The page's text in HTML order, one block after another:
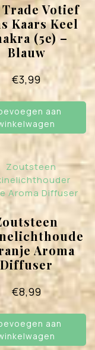
Votief
Kaars Keel
(5e) –
Blauw
€3,99
aan
Aroma
Diffuser
€8,99
aan